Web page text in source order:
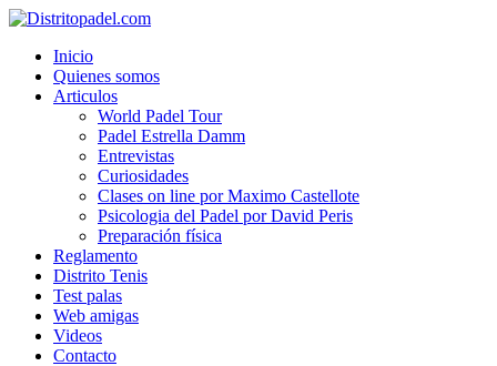
Inicio
Quienes somos
Articulos
World Padel Tour
Padel Estrella Damm
Entrevistas
Curiosidades
Clases on line por Maximo Castellote
Psicologia del Padel por David Peris
Preparación física
Reglamento
Distrito Tenis
Test palas
Web amigas
Videos
Contacto